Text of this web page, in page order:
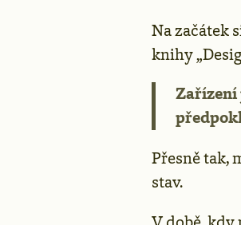
Na začátek
knihy
Zařízení
Přesně tak,
stav.